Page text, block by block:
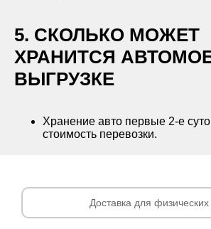
5. СКОЛЬКО МОЖЕТ
ХРАНИТСЯ
ВЫГРУЗКЕ
Хранение авто первые 2-е
стоимость перевозки.
Доставка для